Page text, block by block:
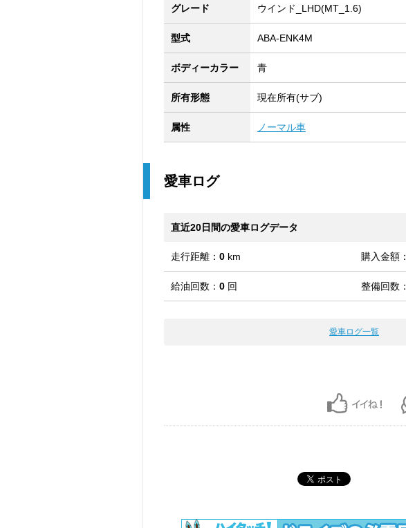
グレード ウインド_LHD(MT_1.6)
型式 ABA-ENK4M
ボディーカラー 青
所有形態 現在所有(サブ)
属性 ノーマル車
愛車ログ
直近20日間の愛車ログデータ
走行距離： 0 km 購入金額：
給油回数： 0 回 整備回数：
愛車ログ一覧